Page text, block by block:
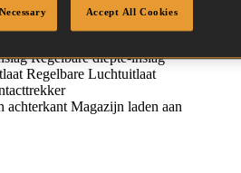
Aluminiumbehuizing
Comfortabele rubberen greep
Regelbare diepte-inslag
Regelbare Luchtuitlaat
Magazijn laden aan
Accept All Cookies